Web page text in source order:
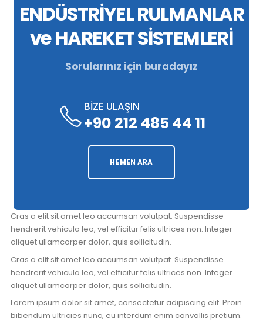
ENDÜSTRİYEL RULMANLAR
ve HAREKET SİSTEMLERİ
Sorularınız için buradayız
BİZE ULAŞIN
+90 212 485 44 11
HEMEN ARA
Cras a elit sit amet leo accumsan volutpat. Suspendisse
hendrerit vehicula leo, vel efficitur felis ultrices non. Integer
aliquet ullamcorper dolor, quis sollicitudin.
Cras a elit sit amet leo accumsan volutpat. Suspendisse
hendrerit vehicula leo, vel efficitur felis ultrices non. Integer
aliquet ullamcorper dolor, quis sollicitudin.
Lorem ipsum dolor sit amet, consectetur adipiscing elit. Proin
bibendum ultricies nunc, eu interdum enim convallis pretium.